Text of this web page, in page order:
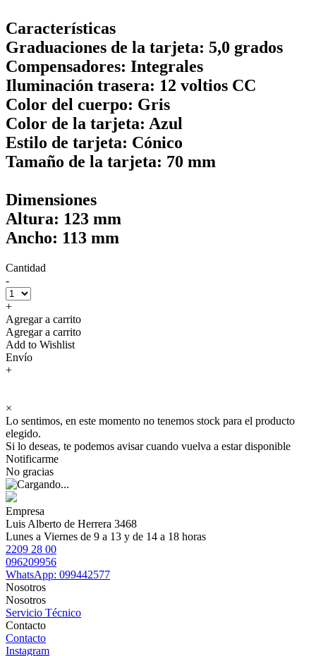
Características
Graduaciones de la tarjeta: 5,0 grados
Compensadores: Integrales
Iluminación trasera: 12 voltios CC
Color del cuerpo: Gris
Color de la tarjeta: Azul
Estilo de tarjeta: Cónico
Tamaño de la tarjeta: 70 mm
Dimensiones
Altura: 123 mm
Ancho: 113 mm
Cantidad
-
+
Agregar a carrito
Agregar a carrito
Add to Wishlist
Envío
+
×
Lo sentimos, en este momento no tenemos stock para el producto
elegido.
Si lo deseas, te podemos avisar cuando vuelva a estar disponible
Notificarme
No gracias
Empresa
Luis Alberto de Herrera 3468
Lunes a Viernes de 9 a 13 y de 14 a 18 horas
2209 28 00
096209956
WhatsApp: 099442577
Nosotros
Nosotros
Servicio Técnico
Contacto
Contacto
Instagram